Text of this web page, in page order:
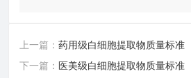
上一篇： 药用级白细胞提取物质量标准
下一篇： 医美级白细胞提取物质量标准